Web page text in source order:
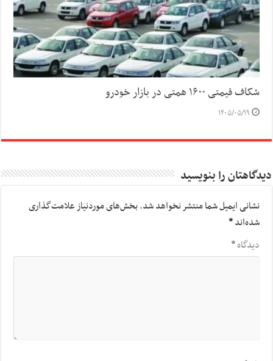
شکاف قیمتی ۱۶۰۰ همتی در بازار خودرو
۱۴۰۵/۰۵/۱۹
دیدگاهتان را بنویسید
نشانی ایمیل شما منتشر نخواهد شد.بخش‌های موردنیاز علامت‌گذاری
شده‌اند*
دیدگاه*